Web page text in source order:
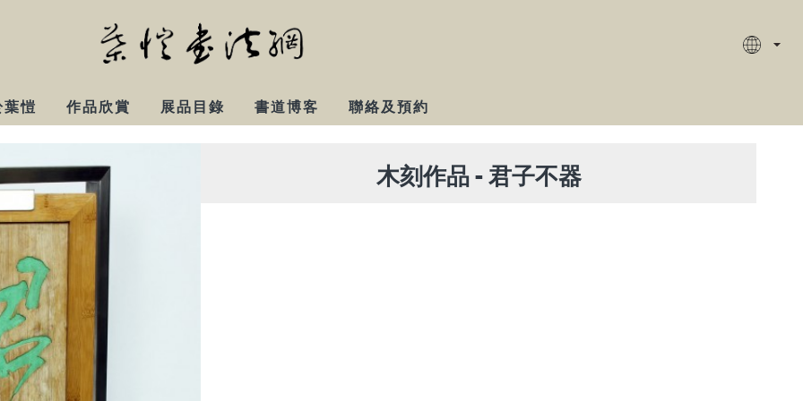
愷 作品欣賞 展品目錄 書道博客 聯絡及預約
木刻作品 - 君子不器